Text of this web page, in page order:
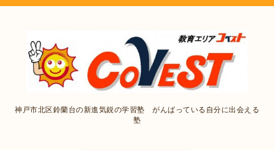
神戸市北区鈴蘭台の新進気鋭の学習塾 がんばっている自分に出会える
塾